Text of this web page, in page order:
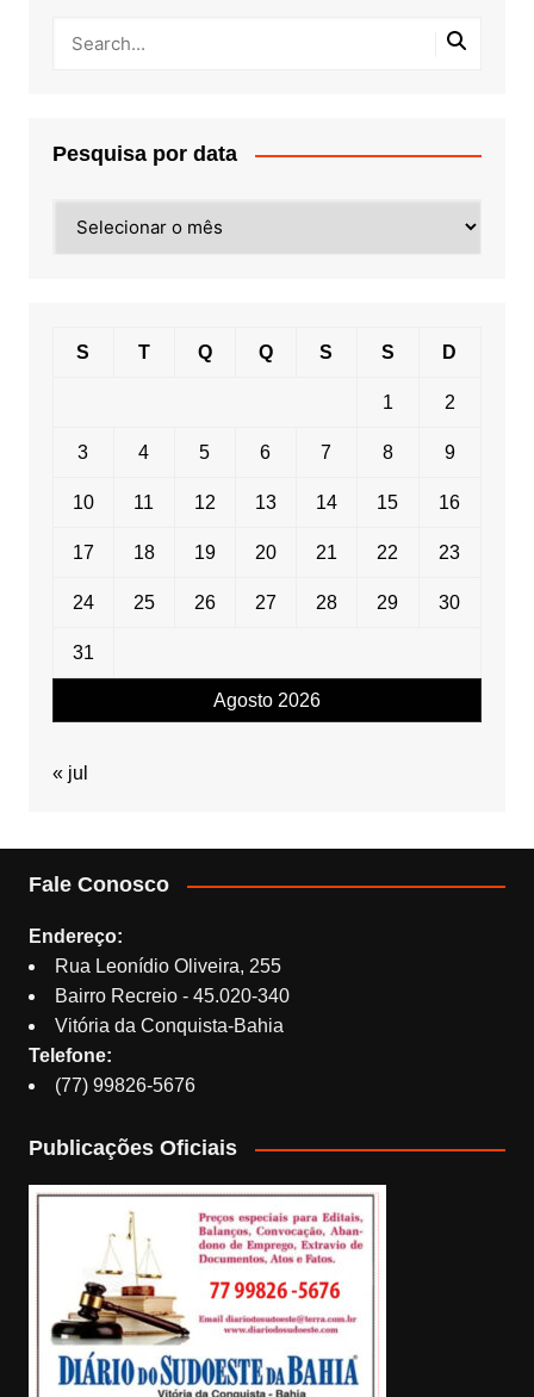
Pesquisa por data
por
Agosto 2026
S T Q Q S S D
1 2
3 4 5 6 7 8 9
10 11 12 13 14 15 16
17 18 19 20 21 22 23
24 25 26 27 28 29 30
31
« jul
Fale Conosco
Endereço:
Rua Leonídio Oliveira, 255
Bairro Recreio - 45.020-340
Vitória da Conquista-Bahia
Telefone:
(77) 99826-5676
Publicações Oficiais